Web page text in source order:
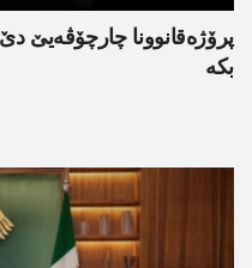
پرۆژەقانوونا چارچۆڤەیێ
بکە